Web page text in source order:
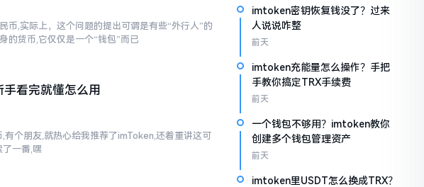
,实际上，这个问题的提出可谓是有些“外行人”的
的货币,它仅仅是一个“钱包”而已
看完就懂怎么用
有个朋友,就热心给我推荐了imToken,还着重讲这可
了一番,嘿
imtoken密钥恢复钱没了？过来
人说说咋整
前天
imtoken充能量怎么操作？手把
手教你搞定TRX手续费
前天
一个钱包不够用？imtoken教你
创建多个钱包管理资产
前天
imtoken里USDT怎么换成TRX？